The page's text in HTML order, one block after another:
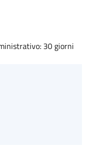
30 giorni